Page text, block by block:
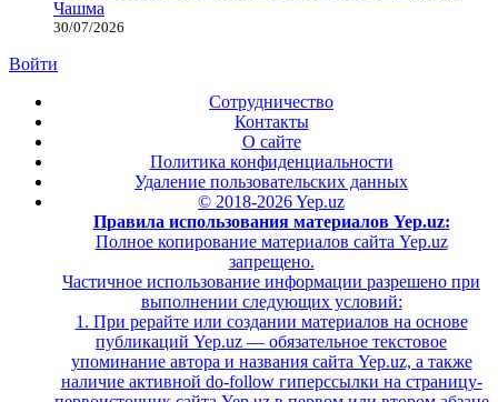
Чашма
30/07/2026
Войти
Сотрудничество
Контакты
О сайте
Политика конфиденциальности
Удаление пользовательских данных
© 2018-2026 Yep.uz
Правила использования материалов Yep.uz:
Полное копирование материалов сайта Yep.uz
запрещено.
Частичное использование информации разрешено при
выполнении следующих условий:
1. При рерайте или создании материалов на основе
публикаций Yep.uz — обязательное текстовое
упоминание автора и названия сайта Yep.uz, а также
наличие активной do-follow гиперссылки на страницу-